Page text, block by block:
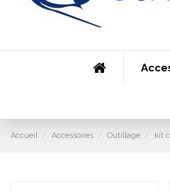
Accueil Accessoires Outillage kit